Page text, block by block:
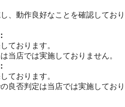
、動作良好なことを確認しており
ております。
当店では実施しておりません。
ております。
良否判定は当店では実施しており